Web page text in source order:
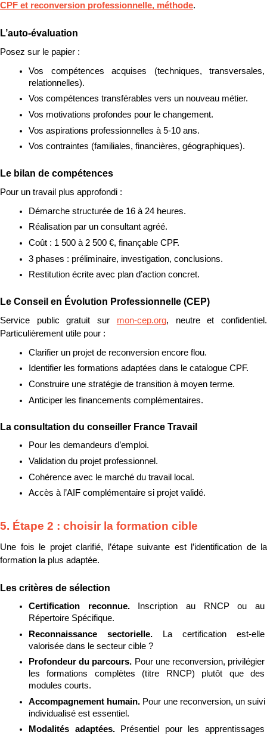
CPF et reconversion professionnelle, méthode.
L’auto-évaluation
Posez sur le papier :
Vos compétences acquises (techniques, transversales,
relationnelles).
Vos compétences transférables vers un nouveau métier.
Vos motivations profondes pour le changement.
Vos aspirations professionnelles à 5-10 ans.
Vos contraintes (familiales, financières, géographiques).
Le bilan de compétences
Pour un travail plus approfondi :
Démarche structurée de 16 à 24 heures.
Réalisation par un consultant agréé.
Coût : 1 500 à 2 500 €, finançable CPF.
3 phases : préliminaire, investigation, conclusions.
Restitution écrite avec plan d’action concret.
Le Conseil en Évolution Professionnelle (CEP)
Service public gratuit sur mon-cep.org, neutre et confidentiel.
Particulièrement utile pour :
Clarifier un projet de reconversion encore flou.
Identifier les formations adaptées dans le catalogue CPF.
Construire une stratégie de transition à moyen terme.
Anticiper les financements complémentaires.
La consultation du conseiller France Travail
Pour les demandeurs d’emploi.
Validation du projet professionnel.
Cohérence avec le marché du travail local.
Accès à l’AIF complémentaire si projet validé.
5. Étape 2 : choisir la formation cible
Une fois le projet clarifié, l’étape suivante est l’identification de la
formation la plus adaptée.
Les critères de sélection
Certification reconnue.
Inscription au RNCP ou au
Répertoire Spécifique.
Reconnaissance sectorielle. La certification est-elle
valorisée dans le secteur cible ?
Profondeur du parcours. Pour une reconversion, privilégier
les formations complètes (titre RNCP) plutôt que des
modules courts.
Accompagnement humain. Pour une reconversion, un suivi
individualisé est essentiel.
Modalités adaptées.
Présentiel pour les apprentissages